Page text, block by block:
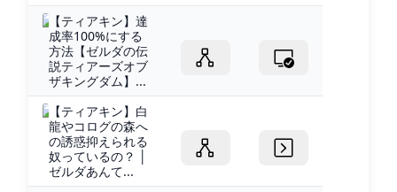
【ティアキン】達
成率100%にする
方法【ゼルダの伝
説ティアーズオブ
ザキングダム】...
【ティアキン】白
龍やコログの森へ
の誘惑抑えられる
奴っているの？ │
ゼルダあんて...